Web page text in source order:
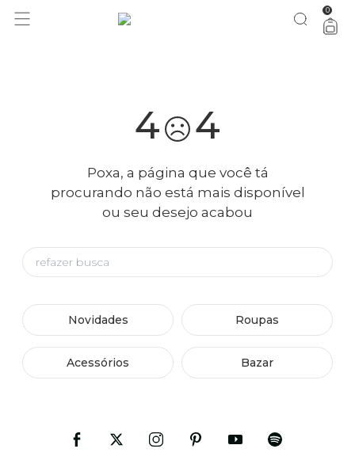
você merece 30% OFF pra comemorar com a gente aproveita! 0
4 4
Poxa, a página que você tá
procurando não está mais disponível
ou seu desejo acabou
Novidades Roupas
Acessórios Bazar